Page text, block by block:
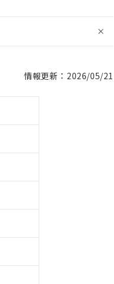
情報更新：2026/05/21